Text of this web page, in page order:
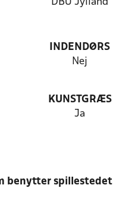
DBU Jylland
INDENDØRS
Nej
KUNSTGRÆS
Ja
benytter spillestedet